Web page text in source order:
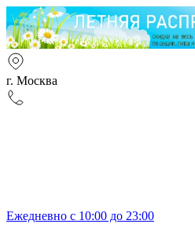
г. Москва
Ежедневно с 10:00 до 23:00